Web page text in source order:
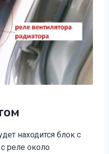
находится блок с
реле около